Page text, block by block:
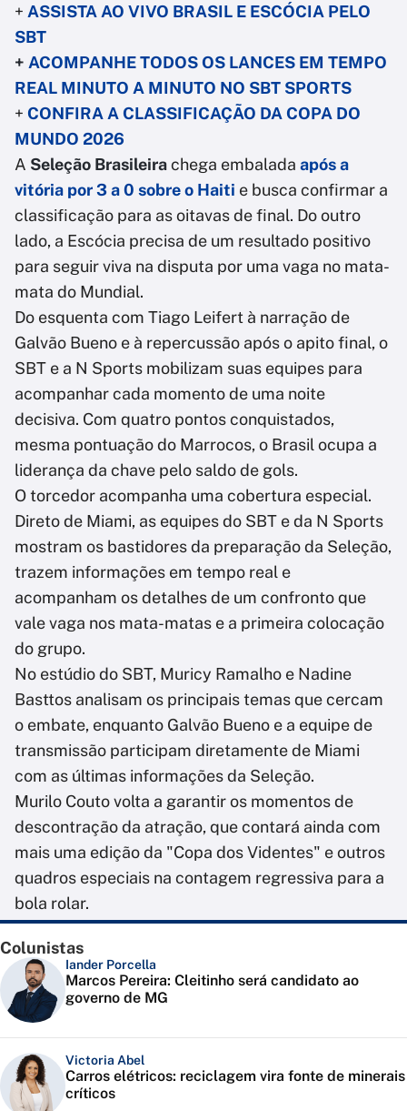
+ ASSISTA AO VIVO BRASIL E ESCÓCIA PELO
SBT
+ ACOMPANHE TODOS OS LANCES EM TEMPO
REAL MINUTO A MINUTO NO SBT SPORTS
+ CONFIRA A CLASSIFICAÇÃO DA COPA DO
MUNDO 2026
A Seleção Brasileirachega embalada após a
vitória por 3 a 0 sobre o Haiti e busca confirmar a
classificação para as oitavas de final. Do outro
lado, a Escócia precisa de um resultado positivo
para seguir viva na disputa por uma vaga no mata-
mata do Mundial.
Do esquenta com Tiago Leifert à narração de
Galvão Bueno e à repercussão após o apito final, o
SBT e a N Sports mobilizam suas equipes para
acompanhar cada momento de uma noite
decisiva. Com quatro pontos conquistados,
mesma pontuação do Marrocos, o Brasil ocupa a
liderança da chave pelo saldo de gols.
O torcedor acompanha uma cobertura especial.
Direto de Miami, as equipes do SBT e da N Sports
mostram os bastidores da preparação da Seleção,
trazem informações em tempo real e
acompanham os detalhes de um confronto que
vale vaga nos mata-matas e a primeira colocação
do grupo.
No estúdio do SBT, Muricy Ramalho e Nadine
Basttos analisam os principais temas que cercam
o embate, enquanto Galvão Bueno e a equipe de
transmissão participam diretamente de Miami
com as últimas informações da Seleção.
Murilo Couto volta a garantir os momentos de
descontração da atração, que contará ainda com
mais uma edição da "Copa dos Videntes" e outros
quadros especiais na contagem regressiva para a
bola rolar.
Colunistas
Iander Porcella
Marcos Pereira: Cleitinho será candidato ao
governo de MG
Victoria Abel
Carros elétricos: reciclagem vira fonte de minerais
críticos